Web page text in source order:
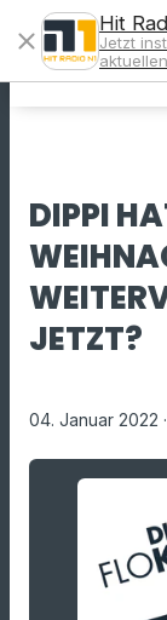
DIPPI
JETZT?
04. Januar 2022
close
Hit
Jetzt